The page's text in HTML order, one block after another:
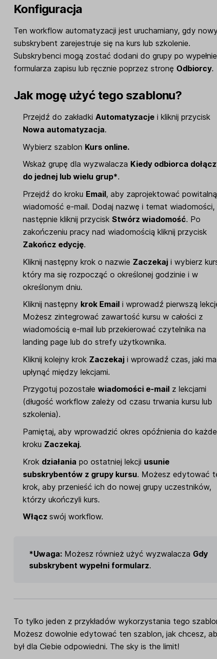
Konfiguracja
Ten workflow automatyzacji jest uruchamiany, gdy
subskrybent zarejestruje się na kurs lub szkolenie.
Subskrybenci mogą zostać dodani do grupy po
formularza zapisu lub ręcznie poprzez stronę Odbiorcy.
Jak mogę użyć tego szablonu?
Przejdź do zakładkiAutomatyzacje i kliknij przycisk
Nowa automatyzacja.
Wybierz szablon Kurs online.
Wskaż grupę dla wyzwalacza Kiedy odbiorca
do jednej lub wielu grup*.
Przejdź do kroku Email, aby zaprojektować powitalną
wiadomość e-mail. Dodaj nazwę i temat wiadomości,
następnie kliknij przyciskStwórz wiadomość. Po
zakończeniu pracy nad wiadomością kliknij przycisk
Zakończ edycję.
Kliknij następny krok o nazwie Zaczekaj i wybierz
który ma się rozpocząć o określonej godzinie i w
określonym dniu.
Kliknij następny krok Email i wprowadź pierwszą
Możesz zintegrować zawartość kursu w całości z
wiadomością e-mail lub przekierować czytelnika na
landing page lub do strefy użytkownika.
Kliknij kolejny krok Zaczekaj i wprowadź czas, jaki ma
upłynąć między lekcjami.
Przygotuj pozostałewiadomości e-mail z lekcjami
(długość workflow zależy od czasu trwania kursu lub
szkolenia).
Pamiętaj, aby wprowadzić okres opóźnienia do
kroku Zaczekaj.
Krok działania po ostatniej lekcji usunie
subskrybentów z grupy kursu. Możesz edytować
krok, aby przenieść ich do nowej grupy uczestników,
którzy ukończyli kurs.
Włączswój workflow.
*Uwaga: Możesz również użyć wyzwalacza Gdy
subskrybent wypełni formularz.
To tylko jeden z przykładów wykorzystania tego
Możesz dowolnie edytować ten szablon, jak chcesz,
był dla Ciebie odpowiedni. The sky is the limit!